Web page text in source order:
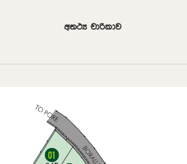
අතථ්‍ය චාරිකාව